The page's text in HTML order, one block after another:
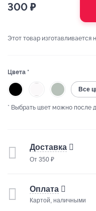
300 ₽
Этот товар изготавливается
Цвета *
Все
* Выбрать цвет можно после
Доставка
От 350 ₽
Оплата
Картой, наличными